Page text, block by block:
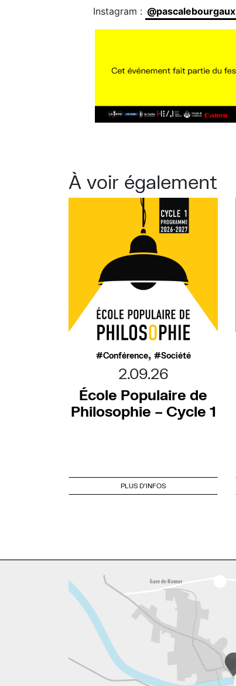
Instagram : @pascalebourgaux
À voir également
Conférence, Société
2.09.26
École Populaire de
Philosophie – Cycle 1
PLUS D'INFOS